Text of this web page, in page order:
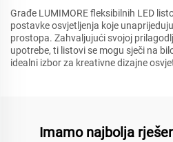
Građe LUMIMORE fleksibilnih LED
postavke osvjetljenja koje
prostора. Zahvaljujući svojoj
upotrebe, ti listovi se mogu sječi na
idealni izbor za kreativne dizajne
Imamo najbolja